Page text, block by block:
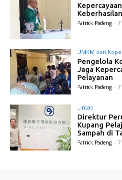
Patrick Padeng -
UMKM dan
Pengelola
Jaga
Pelayanan
Patrick Padeng -
Lintas
Direktur
Kupang
Sampah di
Patrick Padeng -